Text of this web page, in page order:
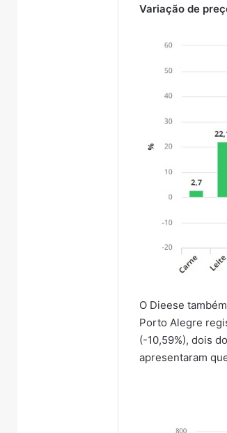
Variação de
O Dieese
Porto Alegre
(-10,59%), dois
apresentaram